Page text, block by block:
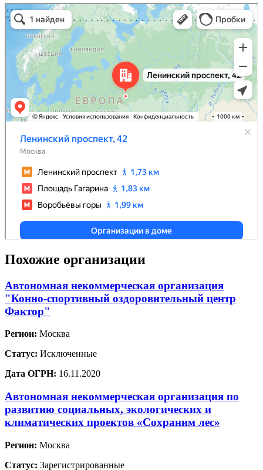
Похожие организации
Автономная некоммерческая организация
"Конно-спортивный оздоровительный центр
Фактор"
Регион: Москва
Статус: Исключенные
Дата ОГРН: 16.11.2020
Автономная некоммерческая организация по
развитию социальных, экологических и
климатических проектов «Сохраним лес»
Регион: Москва
Статус: Зарегистрированные